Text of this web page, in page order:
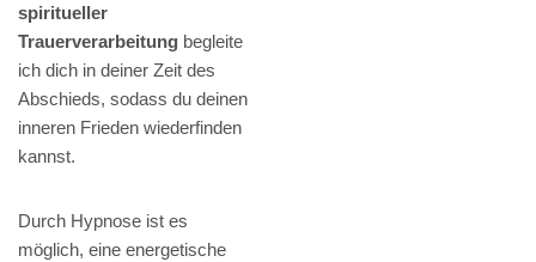
spiritueller
Trauerverarbeitung begleite
ich dich in deiner Zeit des
Abschieds, sodass du deinen
inneren Frieden wiederfinden
kannst.
Durch Hypnose ist es
möglich, eine energetische